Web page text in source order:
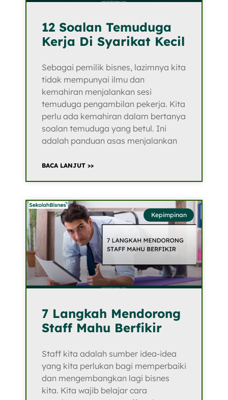
12 Soalan Temuduga
Kerja Di Syarikat Kecil
Sebagai pemilik bisnes, lazimnya kita
tidak mempunyai ilmu dan
kemahiran menjalankan sesi
temuduga pengambilan pekerja. Kita
perlu ada kemahiran dalam bertanya
soalan temuduga yang betul. Ini
adalah panduan asas menjalankan
BACA LANJUT >>
Kepimpinan
7 Langkah Mendorong
Staff Mahu Berfikir
Staff kita adalah sumber idea-idea
yang kita perlukan bagi memperbaiki
dan mengembangkan lagi bisnes
kita. Kita wajib belajar cara